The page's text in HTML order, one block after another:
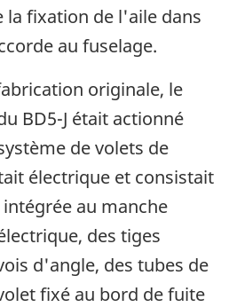
la fixation de l'aile dans
au fuselage.
originale, le
BD5-J était actionné
de volets de
électrique et consistait
au manche
des tiges
d'angle, des tubes de
fixé au bord de fuite